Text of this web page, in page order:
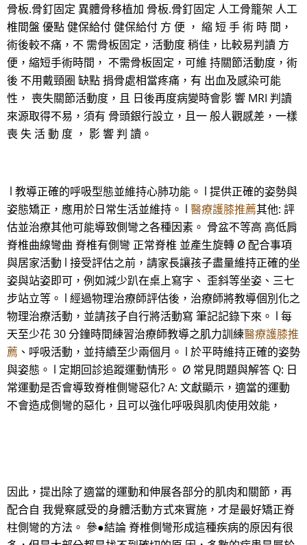
骨板.骨釘固定 異體骨移植加 骨板.骨釘固定 人工骨籠架 人工
椎間盤 優點 健保給付 健保給付 方 便 ， 縮 短 手 術 時 間，
術後較不痛，不 需骨板固定，活動度 稍佳，比較易判讀 方
便，縮短手術時間， 不需骨板固定，可維 持關節活動度，術
後 不用戴頸圈 缺點 捐骨處相當疼痛，有 出血及感染可能
性， 喪失關節活動度，且 日後再度病變時會影 響 MRI 判讀
來源取得不易，須有 骨頭銀行設立，且一 般人觀感差，一樣
喪 失 活 動 度 ， 影 響 判 讀。
l 教導正確的呼吸型態並維持心肺功能。 l 提供正確的姿勢與
姿態矯正，應用於日常生活並維持。 l 醫療護膝推薦其他: 評
估並治療其他可能導致側彎之各種因素。 骨盆不等高 高低肩
脊椎曲線彎曲 脊椎有側彎 正常脊椎 並產生旋轉 Ø 配合事項
與居家活動 l 接受評估之前，請家長讓孩子盡量維持正確的坐
姿與站姿即可，例如減少趴在桌上寫字、 歪斜等坐姿、三七
步站立等。 l 經過物理治療師評估後，治療師將教導個別化之
物理治療活動，並請孩子自行將活動寫 筆記記錄下來。 l 每
天至少花 30 分鐘時間練習治療師教導之肌力訓練醫療護膝推
薦 、呼吸活動，並持續至少兩個月。 l 於平時維持正確的姿勢
與姿態。 l 定期回診追蹤運動情形。 Ø 常見問題與解答 Q: 日
常運動是否會導致脊椎側彎惡化? A: 文獻顯示，適當的運動
不會造成側彎的惡化，且可以強化呼吸與肌肉使用效能，
因此，提出除了適當的運動和伸展各部分的肌肉和關節，再
配合自 我覺察感受的身體活動方式來實施，才是最好矯正脊
柱側彎的方法。 參●結論 脊椎側彎形成這種疾病的原因有很